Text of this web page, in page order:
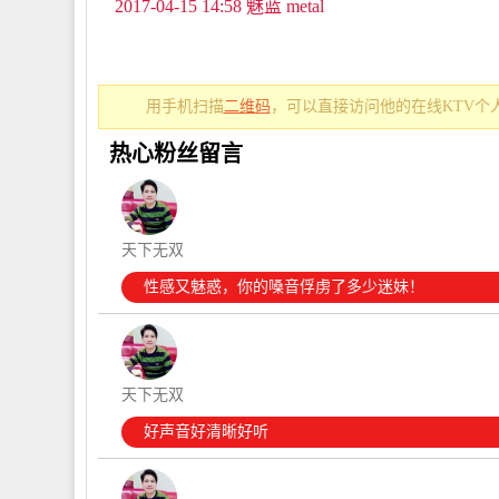
2017-04-15 14:58 魅蓝 metal
用手机扫描二维码 ，可以直接访问他的在线KTV个
热心粉丝留言
天下无双
性感又魅惑，你的嗓音俘虏了多少迷妹！
天下无双
好声音好清晰好听